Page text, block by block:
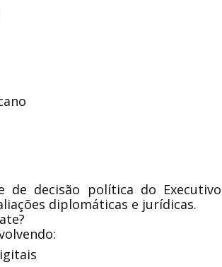
de decisão política do Executivo
diplomáticas e jurídicas.